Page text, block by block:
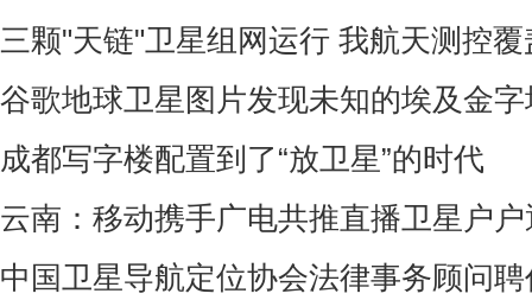
三颗"天链"卫星组网运行 我航天测控
谷歌地球卫星图片发现未知的埃及金字
成都写字楼配置到了“放卫星”的时代
云南：移动携手广电共推直播卫星户
中国卫星导航定位协会法律事务顾问